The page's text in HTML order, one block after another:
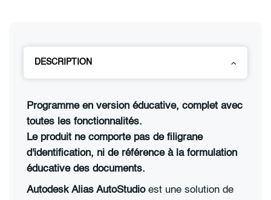
DESCRIPTION
Programme en version éducative, complet avec
toutes les fonctionnalités.
Le produit ne comporte pas de filigrane
d'identification, ni de référence à la formulation
éducative des documents.
Autodesk Alias AutoStudio est une solution de